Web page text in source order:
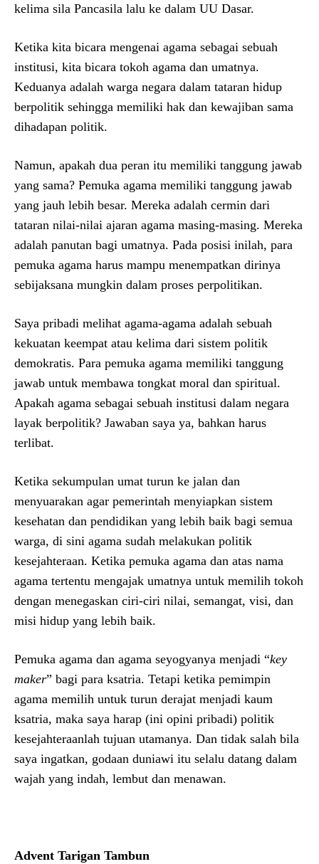
kelima sila Pancasila lalu ke dalam UU Dasar.
Ketika kita bicara mengenai agama sebagai sebuah
institusi, kita bicara tokoh agama dan umatnya.
Keduanya adalah warga negara dalam tataran hidup
berpolitik sehingga memiliki hak dan kewajiban sama
dihadapan politik.
Namun, apakah dua peran itu memiliki tanggung jawab
yang sama? Pemuka agama memiliki tanggung jawab
yang jauh lebih besar. Mereka adalah cermin dari
tataran nilai-nilai ajaran agama masing-masing. Mereka
adalah panutan bagi umatnya. Pada posisi inilah, para
pemuka agama harus mampu menempatkan dirinya
sebijaksana mungkin dalam proses perpolitikan.
Saya pribadi melihat agama-agama adalah sebuah
kekuatan keempat atau kelima dari sistem politik
demokratis. Para pemuka agama memiliki tanggung
jawab untuk membawa tongkat moral dan spiritual.
Apakah agama sebagai sebuah institusi dalam negara
layak berpolitik? Jawaban saya ya, bahkan harus
terlibat.
Ketika sekumpulan umat turun ke jalan dan
menyuarakan agar pemerintah menyiapkan sistem
kesehatan dan pendidikan yang lebih baik bagi semua
warga, di sini agama sudah melakukan politik
kesejahteraan. Ketika pemuka agama dan atas nama
agama tertentu mengajak umatnya untuk memilih tokoh
dengan menegaskan ciri-ciri nilai, semangat, visi, dan
misi hidup yang lebih baik.
Pemuka agama dan agama seyogyanya menjadi “key
maker” bagi para ksatria. Tetapi ketika pemimpin
agama memilih untuk turun derajat menjadi kaum
ksatria, maka saya harap (ini opini pribadi) politik
kesejahteraanlah tujuan utamanya. Dan tidak salah bila
saya ingatkan, godaan duniawi itu selalu datang dalam
wajah yang indah, lembut dan menawan.
Advent Tarigan Tambun